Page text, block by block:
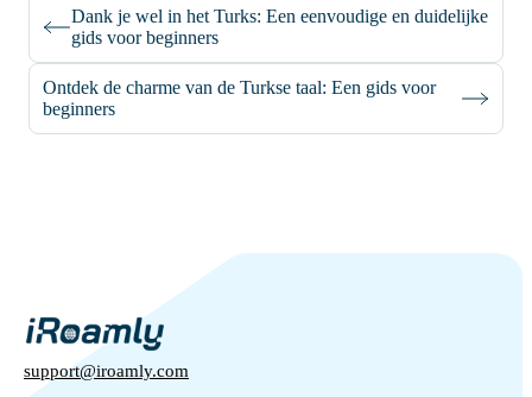
Dank je wel in het Turks: Een eenvoudige en duidelijke
gids voor beginners
Ontdek de charme van de Turkse taal: Een gids voor
beginners
support@iroamly.com